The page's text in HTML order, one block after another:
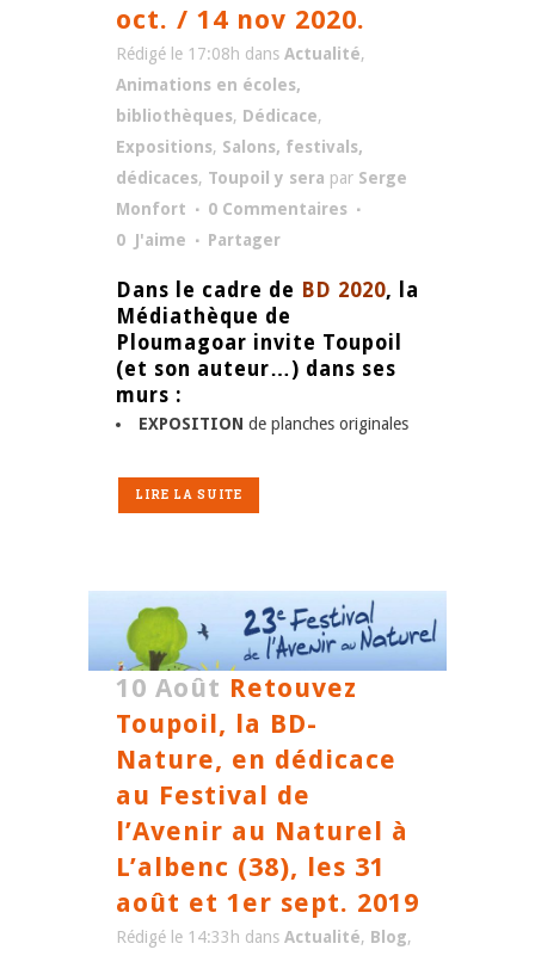
oct. / 14 nov 2020.
Rédigé le 17:08h dans Actualité,
Animations en écoles,
bibliothèques, Dédicace,
Expositions, Salons, festivals,
dédicaces, Toupoil y sera par Serge
Monfort
0 Commentaires
0 J'aime Partager
Dans le cadre de BD 2020, la
Médiathèque de
Ploumagoar invite Toupoil
(et son auteur…) dans ses
murs :
EXPOSITION de planches originales
LIRE LA SUITE
10 Août Retouvez
Toupoil, la BD-
Nature, en dédicace
au Festival de
l’Avenir au Naturel à
L’albenc (38), les 31
août et 1er sept. 2019
Rédigé le 14:33h dans Actualité, Blog,